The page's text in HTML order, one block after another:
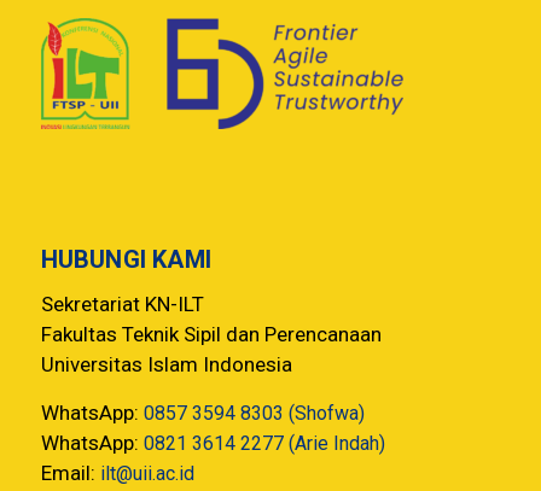
HUBUNGI KAMI
Sekretariat KN-ILT
Fakultas Teknik Sipil dan Perencanaan
Universitas Islam Indonesia
WhatsApp: 0857 3594 8303 (Shofwa)
WhatsApp: 0821 3614 2277 (Arie Indah)
Email: ilt@uii.ac.id